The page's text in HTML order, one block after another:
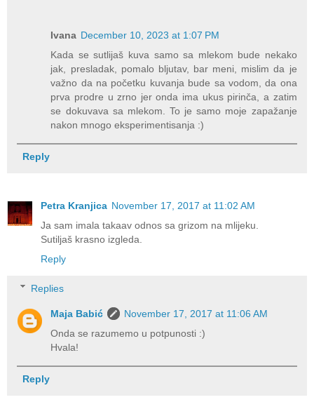
Ivana December 10, 2023 at 1:07 PM
Kada se sutlijaš kuva samo sa mlekom bude nekako
jak, presladak, pomalo bljutav, bar meni, mislim da je
važno da na početku kuvanja bude sa vodom, da ona
prva prodre u zrno jer onda ima ukus pirinča, a zatim
se dokuvava sa mlekom. To je samo moje zapažanje
nakon mnogo eksperimentisanja :)
Reply
Petra Kranjica November 17, 2017 at 11:02 AM
Ja sam imala takaav odnos sa grizom na mlijeku.
Sutiljaš krasno izgleda.
Reply
Replies
Maja Babić
November 17, 2017 at 11:06 AM
Onda se razumemo u potpunosti :)
Hvala!
Reply